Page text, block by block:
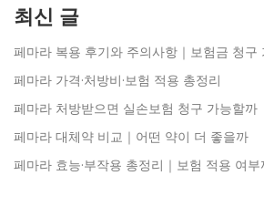
최신 글
페마라 복용 후기와 주의사항｜보험금 청구
페마라 가격·처방비·보험 적용 총정리
페마라 처방받으면 실손보험 청구 가능할까
페마라 대체약 비교｜어떤 약이 더 좋을까
페마라 효능·부작용 총정리｜보험 적용 여부